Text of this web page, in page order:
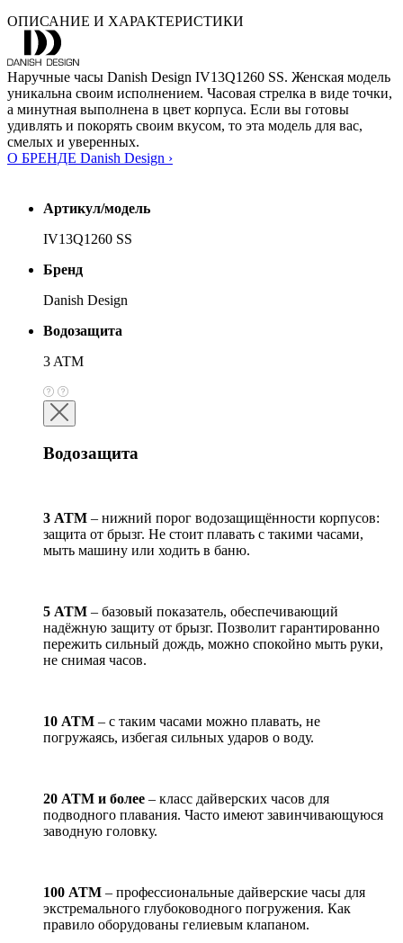
ОПИСАНИЕ И ХАРАКТЕРИСТИКИ
Наручные часы Danish Design IV13Q1260 SS. Женская модель
уникальна своим исполнением. Часовая стрелка в виде точки,
а минутная выполнена в цвет корпуса. Если вы готовы
удивлять и покорять своим вкусом, то эта модель для вас,
смелых и уверенных.
О БРЕНДЕ Danish Design ›
Артикул/модель
IV13Q1260 SS
Бренд
Danish Design
Водозащита
3 ATM
Водозащита
3 АТМ – нижний порог водозащищённости корпусов:
защита от брызг. Не стоит плавать с такими часами,
мыть машину или ходить в баню.
5 АТМ – базовый показатель, обеспечивающий
надёжную защиту от брызг. Позволит гарантированно
пережить сильный дождь, можно спокойно мыть руки,
не снимая часов.
10 АТМ – с таким часами можно плавать, не
погружаясь, избегая сильных ударов о воду.
20 АТМ и более – класс дайверских часов для
подводного плавания. Часто имеют завинчивающуюся
заводную головку.
100 АТМ – профессиональные дайверские часы для
экстремального глубоководного погружения. Как
правило оборудованы гелиевым клапаном.